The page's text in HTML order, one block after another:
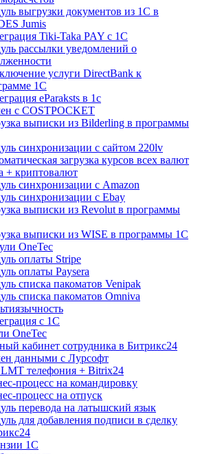
выгрузки документов из 1С в
Jumis
Tiki-Taka PAY с 1С
рассылки уведомлений о
услуги DirectBank к
1С
eParaksts в 1с
с COSTPOCKET
выписки из Bilderling в программы
синхронизации с сайтом 220lv
загрузка курсов всех валют
+ криптовалют
синхронизации с Amazon
синхронизации с Ebay
выписки из Revolut в программы
выписки из WISE в программы 1C
OneTec
оплаты Stripe
оплаты Paysera
списка пакоматов Venipak
списка пакоматов Omniva
с 1С
OneTec
кабинет сотрудника в Битрикс24
данными с Лурсофт
телефония + Bitrix24
процесс на командировку
процесс на отпуск
перевода на латышский язык
для добавления подписи в сделку
1С